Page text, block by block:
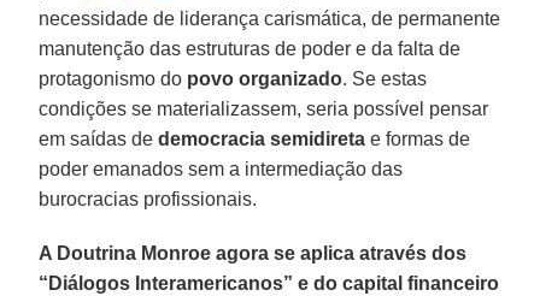
necessidade de liderança carismática, de permanente
manutenção das estruturas de poder e da falta de
protagonismo do povo organizado. Se estas
condições se materializassem, seria possível pensar
em saídas dedemocracia semidireta e formas de
poder emanados sem a intermediação das
burocracias profissionais.
A Doutrina Monroe agora se aplica através dos
“Diálogos Interamericanos” e do capital financeiro